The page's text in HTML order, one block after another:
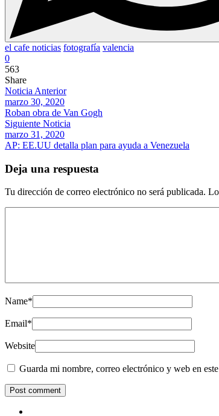
el cafe noticias fotografía valencia
0
563
Share
Noticia Anterior
marzo 30, 2020
Roban obra de Van Gogh
Siguiente Noticia
marzo 31, 2020
AP: EE.UU detalla plan para ayuda a Venezuela
Deja una respuesta
Tu dirección de correo electrónico no será publicada.
Name*
Email*
Website
Guarda mi nombre, correo electrónico y web en